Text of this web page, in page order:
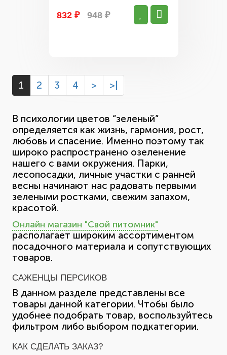
832 ₽ 948 ₽
1 2 3 4 > >|
В психологии цветов “зеленый”
определяется как жизнь, гармония, рост,
любовь и спасение. Именно поэтому так
широко распространено озеленение
нашего с вами окружения. Парки,
лесопосадки, личные участки с ранней
весны начинают нас радовать первыми
зелеными ростками, свежим запахом,
красотой.
Онлайн магазин "Свой питомник"
располагает широким ассортиментом
посадочного материала и сопутствующих
товаров.
САЖЕНЦЫ ПЕРСИКОВ
В данном разделе представлены все
товары данной категории. Чтобы было
удобнее подобрать товар, воспользуйтесь
фильтром либо выбором подкатегории.
КАК СДЕЛАТЬ ЗАКАЗ?